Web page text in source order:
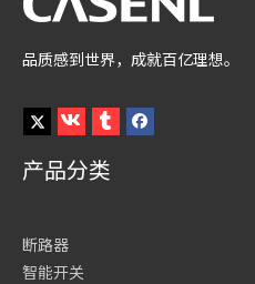
品质感到世界，成就百亿理想。
产品分类
断路器
智能开关